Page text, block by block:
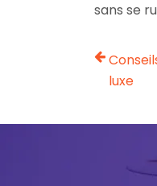
sans se
luxe